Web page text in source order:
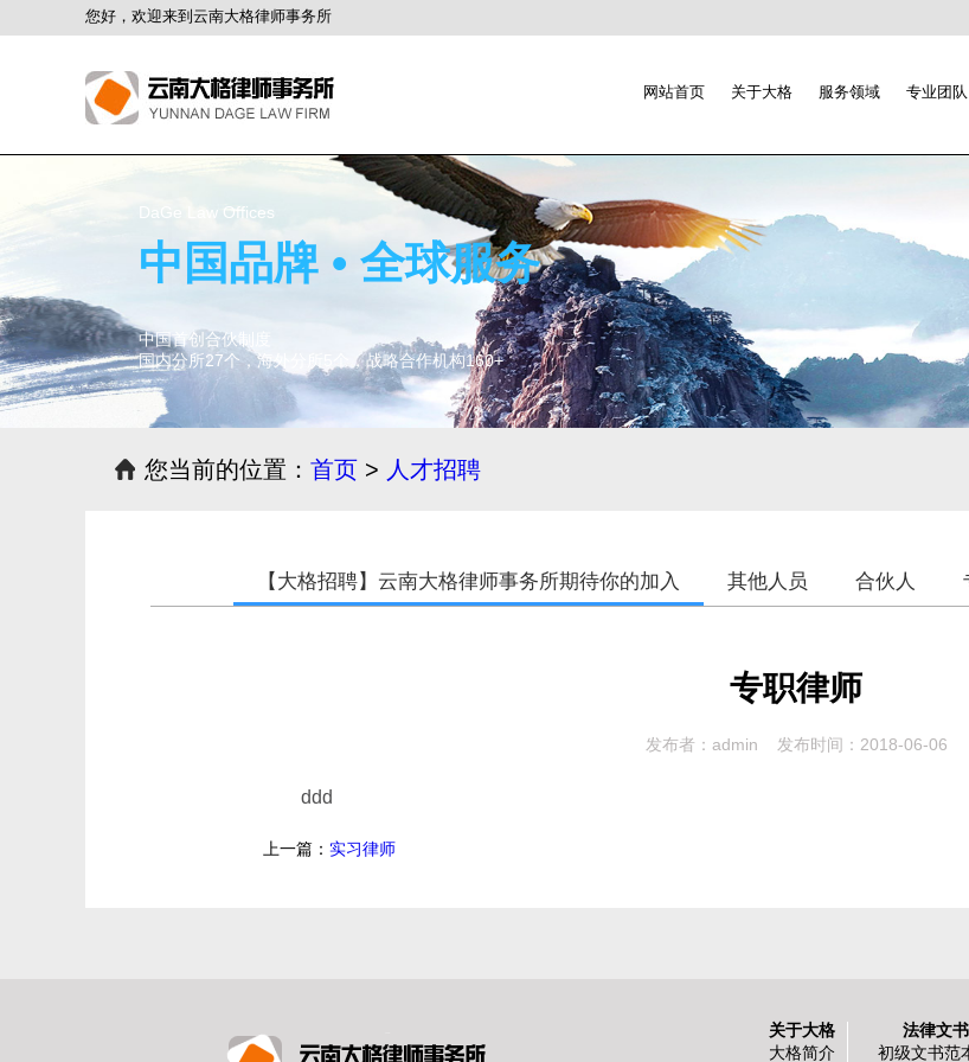
您好，欢迎来到云南大格律师事务所
网站首页 关于大格 服务领域 专业团队
DaGe Law Offices
中国品牌 • 全球服务
中国首创合伙制度
国内分所27个，海外分所5个，战略合作机构160+
您当前的位置： 首页 > 人才招聘
【大格招聘】云南大格律师事务所期待你的加入 其他人员 合伙人
专职律师
发布者：admin 发布时间：2018-06-06
ddd
上一篇： 实习律师
法律文书
初级文书范
关于大格
大格简介